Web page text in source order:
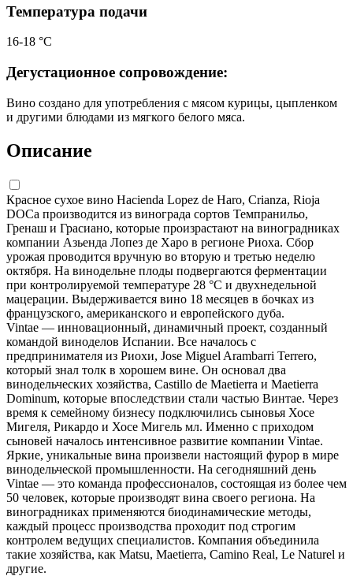
Температура подачи
16-18 °С
Дегустационное сопровождение:
Вино создано для употребления с мясом курицы, цыпленком
и другими блюдами из мягкого белого мяса.
Описание
Красное сухое вино Hacienda Lopez de Haro, Crianza, Rioja
DOCa производится из винограда сортов Темпранильо,
Гренаш и Грасиано, которые произрастают на виноградниках
компании Азьенда Лопез де Харо в регионе Риоха. Сбор
урожая проводится вручную во вторую и третью неделю
октября. На винодельне плоды подвергаются ферментации
при контролируемой температуре 28 °С и двухнедельной
мацерации. Выдерживается вино 18 месяцев в бочках из
французского, американского и европейского дуба.
Vintae — инновационный, динамичный проект, созданный
командой виноделов Испании. Все началось с
предпринимателя из Риохи, Jose Miguel Arambarri Terrero,
который знал толк в хорошем вине. Он основал два
винодельческих хозяйства, Castillo de Maetierra и Maetierra
Dominum, которые впоследствии стали частью Винтае. Через
время к семейному бизнесу подключились сыновья Хосе
Мигеля, Рикардо и Хосе Мигель мл. Именно с приходом
сыновей началось интенсивное развитие компании Vintae.
Яркие, уникальные вина произвели настоящий фурор в мире
винодельческой промышленности. На сегодняшний день
Vintae — это команда профессионалов, состоящая из более чем
50 человек, которые производят вина своего региона. На
виноградниках применяются биодинамические методы,
каждый процесс производства проходит под строгим
контролем ведущих специалистов. Компания объединила
такие хозяйства, как Matsu, Maetierra, Camino Real, Le Naturel и
другие.